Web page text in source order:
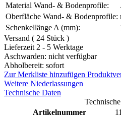
Material Wand- & Bodenprofile:
Oberfläche Wand- & Bodenprofile:
Schenkellänge A (mm):
Versand ( 24 Stück )
Lieferzeit 2 - 5 Werktage
Aschwarden: nicht verfügbar
Abholbereit: sofort
Zur Merkliste hinzufügen
Weitere Niederlassungen
Technische Daten
Artikelnummer